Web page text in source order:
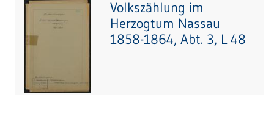
Volkszählung im
Herzogtum Nassau
1858-1864, Abt. 3, L 48